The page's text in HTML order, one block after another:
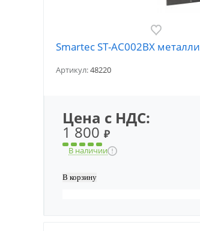
Smartec ST-AC002BX
Артикул:48220
Цена с НДС:
1 800₽
В наличии